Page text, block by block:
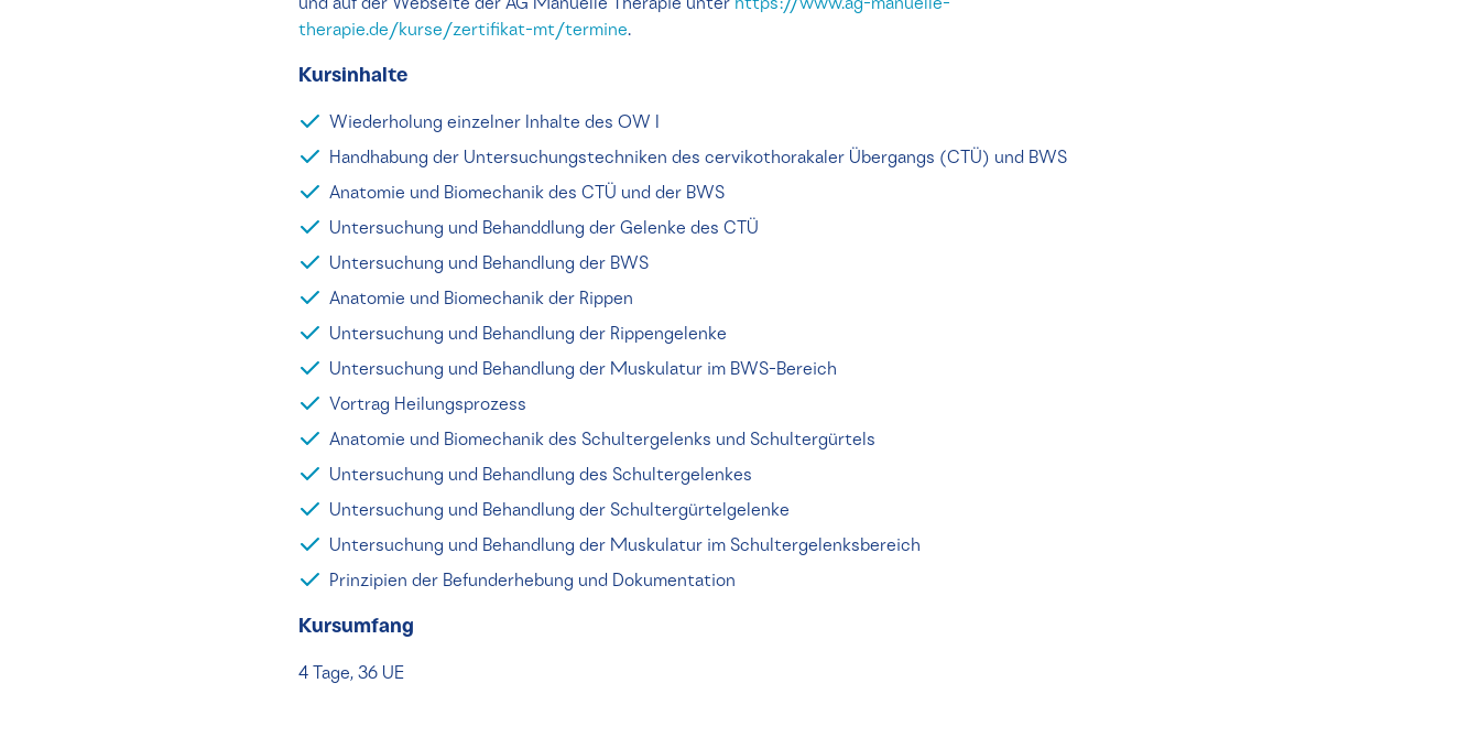
und auf der Webseite der AG Manuelle Therapie unter https://www.ag-manuelle-
therapie.de/kurse/zertifikat-mt/termine.
Kursinhalte
Wiederholung einzelner Inhalte des OW I
Handhabung der Untersuchungstechniken des cervikothorakaler Übergangs (CTÜ) und BWS
Anatomie und Biomechanik des CTÜ und der BWS
Untersuchung und Behanddlung der Gelenke des CTÜ
Untersuchung und Behandlung der BWS
Anatomie und Biomechanik der Rippen
Untersuchung und Behandlung der Rippengelenke
Untersuchung und Behandlung der Muskulatur im BWS-Bereich
Vortrag Heilungsprozess
Anatomie und Biomechanik des Schultergelenks und Schultergürtels
Untersuchung und Behandlung des Schultergelenkes
Untersuchung und Behandlung der Schultergürtelgelenke
Untersuchung und Behandlung der Muskulatur im Schultergelenksbereich
Prinzipien der Befunderhebung und Dokumentation
Kursumfang
4 Tage, 36 UE